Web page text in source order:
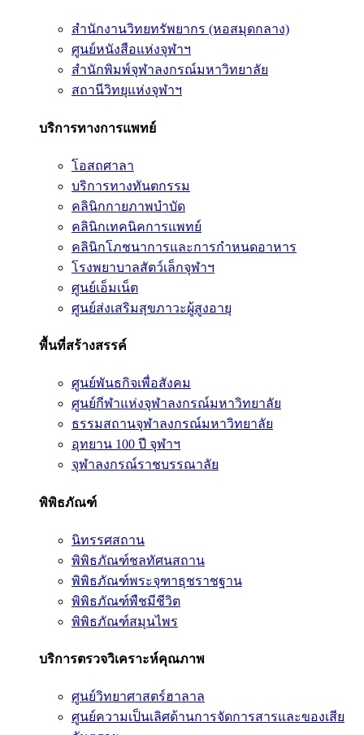
สำนักงานวิทยทรัพยากร (หอสมุดกลาง)
ศูนย์หนังสือแห่งจุฬาฯ
สำนักพิมพ์จุฬาลงกรณ์มหาวิทยาลัย
สถานีวิทยุแห่งจุฬาฯ
บริการทางการแพทย์
โอสถศาลา
บริการทางทันตกรรม
คลินิกกายภาพบำบัด
คลินิกเทคนิคการแพทย์
คลินิกโภชนาการและการกำหนดอาหาร
โรงพยาบาลสัตว์เล็กจุฬาฯ
ศูนย์เอ็มเน็ต
ศูนย์ส่งเสริมสุขภาวะผู้สูงอายุ
พื้นที่สร้างสรรค์
ศูนย์พันธกิจเพื่อสังคม
ศูนย์กีฬาแห่งจุฬาลงกรณ์มหาวิทยาลัย
ธรรมสถานจุฬาลงกรณ์มหาวิทยาลัย
อุทยาน 100 ปี จุฬาฯ
จุฬาลงกรณ์ราชบรรณาลัย
พิพิธภัณฑ์
นิทรรศสถาน
พิพิธภัณฑ์ชลทัศนสถาน
พิพิธภัณฑ์พระจุฑาธุชราชฐาน
พิพิธภัณฑ์พืชมีชีวิต
พิพิธภัณฑ์สมุนไพร
บริการตรวจวิเคราะห์คุณภาพ
ศูนย์วิทยาศาสตร์ฮาลาล
ศูนย์ความเป็นเลิศด้านการจัดการสารและของเสีย